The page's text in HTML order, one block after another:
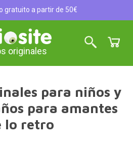
gratuito a partir de 50€
originales
para niños y
para amantes
lo retro